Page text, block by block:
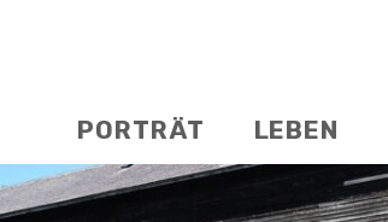
PORTRÄT LEBEN